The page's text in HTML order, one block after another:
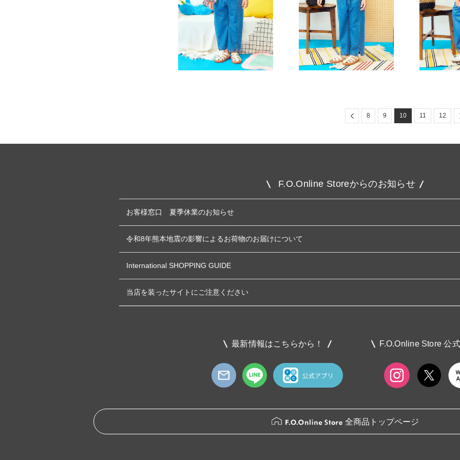
Previous
8 9 10 11 12
F.O.Online Storeからのお知らせ
お客様窓口 夏季休業のお知らせ
令和8年熊本地震の影響によるお荷物のお届けについて
International SHOPPING GUIDE
当店を装ったサイトにご注意ください
最新情報はこちらから！ F.O.Online Store 公
全商品トップページ